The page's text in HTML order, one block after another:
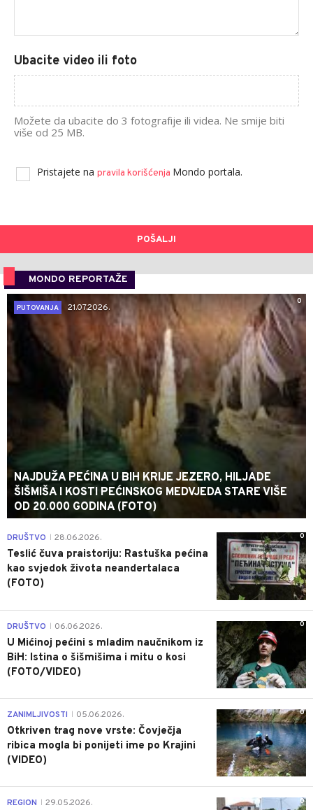
Ubacite video ili foto
Možete da ubacite do 3 fotografije ili videa. Ne smije biti
više od 25 MB.
Pristajete na pravila korišćenja Mondo portala.
POŠALJI
MONDO REPORTAŽE
0
PUTOVANJA
21.07.2026.
NAJDUŽA PEĆINA U BIH KRIJE JEZERO, HILJADE
ŠIŠMIŠA I KOSTI PEĆINSKOG MEDVJEDA STARE VIŠE
OD 20.000 GODINA (FOTO)
0
DRUŠTVO 28.06.2026.
Teslić čuva praistoriju: Rastuška pećina
kao svjedok života neandertalaca
(FOTO)
0
DRUŠTVO 06.06.2026.
U Mićinoj pećini s mladim naučnikom iz
BiH: Istina o šišmišima i mitu o kosi
(FOTO/VIDEO)
0
ZANIMLJIVOSTI 05.06.2026.
Otkriven trag nove vrste: Čovječja
ribica mogla bi ponijeti ime po Krajini
(VIDEO)
0
REGION 29.05.2026.